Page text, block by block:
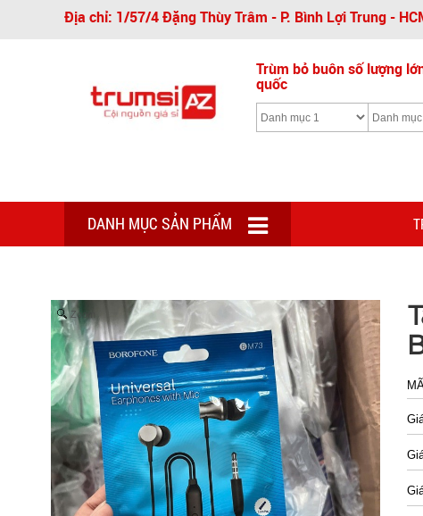
Địa chỉ: 1/57/4 Đặng Thùy Trâm - P. Bình Lợi Trung -
Trùm bỏ buôn số lượng
quốc
DANH MỤC SẢN PHẨM
Zoom